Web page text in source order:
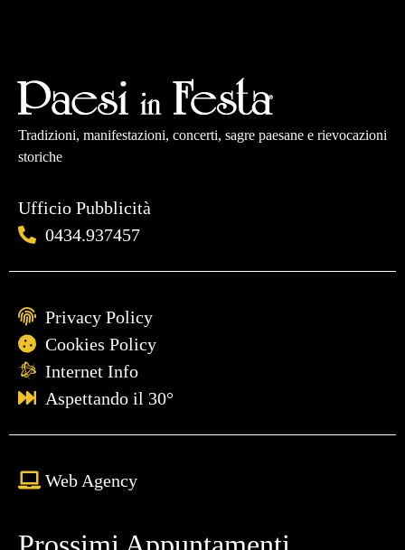
Tradizioni, manifestazioni, concerti, sagre paesane e rievocazioni
storiche
Ufficio Pubblicità
0434.937457
Privacy Policy
Cookies Policy
Internet Info
Aspettando il 30°
Web Agency